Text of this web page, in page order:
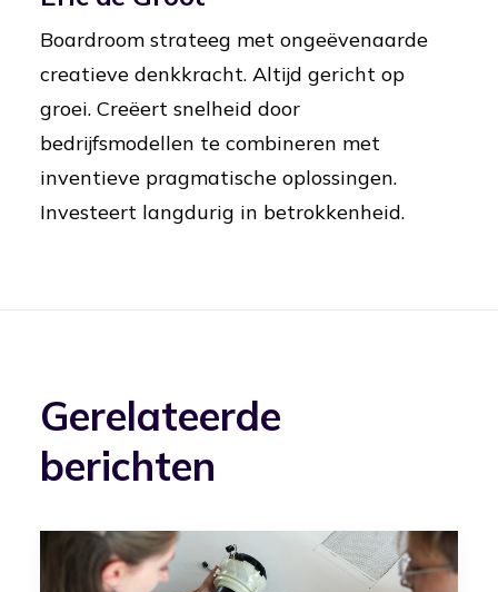
Boardroom strateeg met ongeëvenaarde
creatieve denkkracht. Altijd gericht op
groei. Creëert snelheid door
bedrijfsmodellen te combineren met
inventieve pragmatische oplossingen.
Investeert langdurig in betrokkenheid.
Gerelateerde
berichten